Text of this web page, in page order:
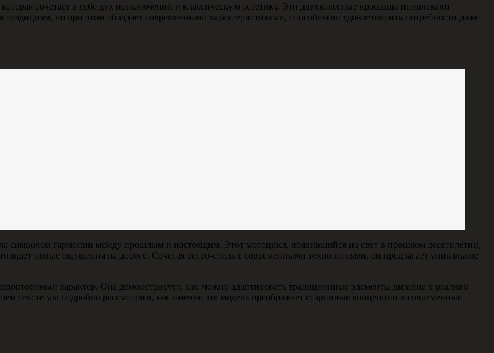
сочетает в себе дух приключений и классическую эстетику. Эти двухколесные красавцы привлекают
но при этом обладает современными характеристиками, способными удовлетворить потребности даже
символом гармонии между прошлым и настоящим. Этот мотоцикл, появившийся на свет в прошлом десятилетии,
ищет новые ощущения на дороге. Сочетая ретро-стиль с современными технологиями, он предлагает уникальное
характер. Она демонстрирует, как можно адаптировать традиционные элементы дизайна к реалиям
тексте мы подробно рассмотрим, как именно эта модель преображает старинные концепции в современные